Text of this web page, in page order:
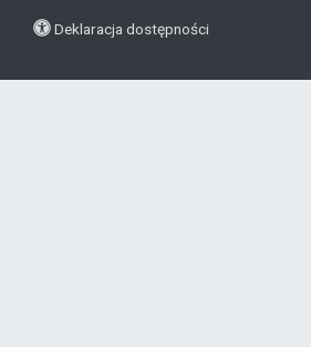
Deklaracja dostępności